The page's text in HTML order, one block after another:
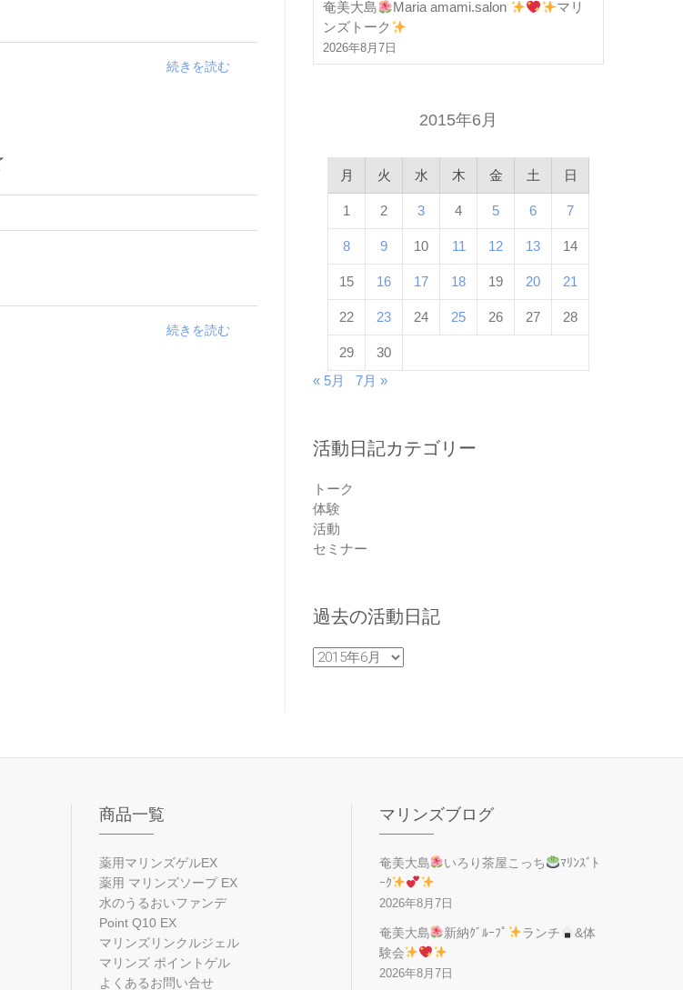
続きを読む
続きを読む
奄美大島 Maria amami.salon
マリ
ンズトーク
2026年8月7日
2015年6月
月 火 水 木 金 土 日
1 2 3 4 5 6 7
8 9 10 11 12 13 14
15 16 17 18 19 20 21
22 23 24 25 26 27 28
29
30
« 5月
7月 »
活動日記カテゴリー
トーク
体験
活動
セミナー
過去の活動日記
過
日
商品一覧
薬用マリンズゲルEX
薬用 マリンズソープ EX
水のうるおいファンデ
Point Q10 EX
マリンズリンクルジェル
マリンズ ポイントゲル
よくあるお問い合せ
マリンズブログ
奄美大島 いろり茶屋こっち
ﾏﾘﾝｽﾞﾄ
ｰｸ
2026年8月7日
奄美大島 新納ｸﾞﾙｰﾌﾟ ランチ
&体
験会
2026年8月7日